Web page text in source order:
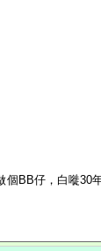
BB仔，白嘥30